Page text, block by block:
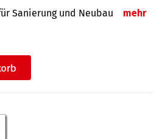
Sanierung und Neubau mehr